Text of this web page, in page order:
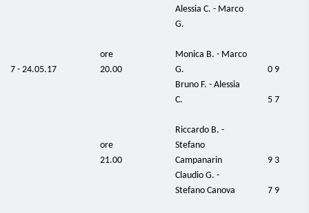
Alessia C. - Marco
G.
7 - 24.05.17
ore
20.00
Monica B. - Marco
G.
0 9
Bruno F. - Alessia
C.
5 7
ore
21.00
Riccardo B. -
Stefano
Campanarin
9 3
Claudio G. -
Stefano Canova
7 9